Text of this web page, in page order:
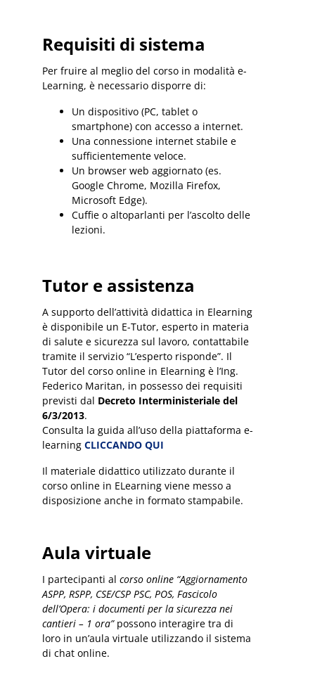
Requisiti di sistema
Per fruire al meglio del corso in modalità e-
Learning, è necessario disporre di:
Un dispositivo (PC, tablet o
smartphone) con accesso a internet.
Una connessione internet stabile e
sufficientemente veloce.
Un browser web aggiornato (es.
Google Chrome, Mozilla Firefox,
Microsoft Edge).
Cuffie o altoparlanti per l’ascolto delle
lezioni.
Tutor e assistenza
A supporto dell’attività didattica in Elearning
è disponibile un E-Tutor, esperto in materia
di salute e sicurezza sul lavoro, contattabile
tramite il servizio “L’esperto risponde”. Il
Tutor del corso online in Elearning è l’Ing.
Federico Maritan, in possesso dei requisiti
previsti dal Decreto Interministeriale del
6/3/2013.
Consulta la guida all’uso della piattaforma e-
learning CLICCANDO QUI
Il materiale didattico utilizzato durante il
corso online in ELearning viene messo a
disposizione anche in formato stampabile.
Aula virtuale
I partecipanti al corso online “Aggiornamento
ASPP, RSPP, CSE/CSP PSC, POS, Fascicolo
dell’Opera: i documenti per la sicurezza nei
cantieri – 1 ora”possono interagire tra di
loro in un’aula virtuale utilizzando il sistema
di chat online.